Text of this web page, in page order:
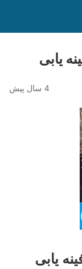
یابی
4 سال پیش
یابی